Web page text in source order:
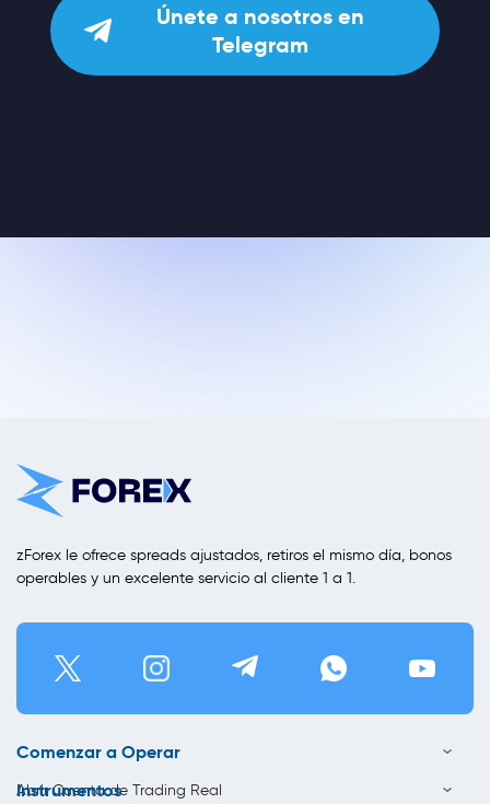
Únete a nosotros en
Telegram
zForex le ofrece spreads ajustados, retiros el mismo día, bonos
operables y un excelente servicio al cliente 1 a 1.
Comenzar a Operar
Abrir Cuenta de Trading Real
Instrumentos